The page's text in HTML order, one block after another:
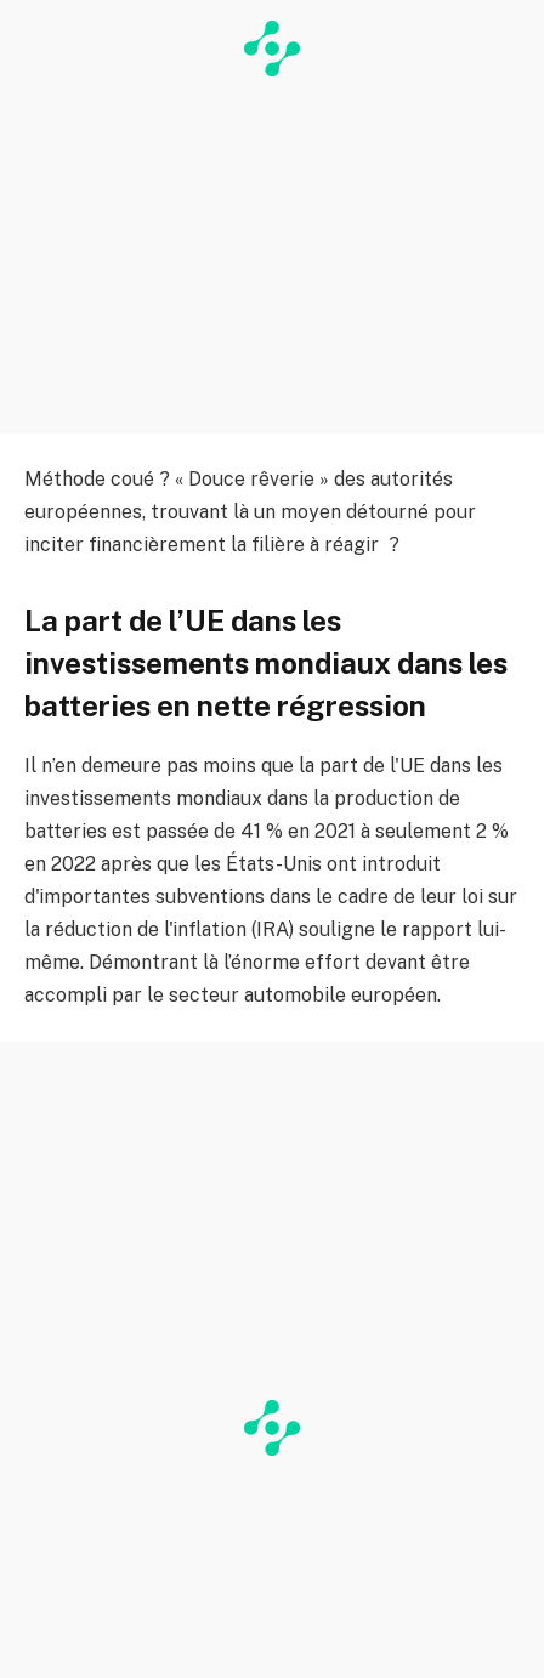
Méthode coué ? « Douce rêverie » des autorités
européennes, trouvant là un moyen détourné pour
inciter financièrement la filière à réagir ?
La part de l’UE dans les
investissements mondiaux dans les
batteries en nette régression
Il n’en demeure pas moins que la part de l'UE dans les
investissements mondiaux dans la production de
batteries est passée de 41 % en 2021 à seulement 2 %
en 2022 après que les États-Unis ont introduit
d'importantes subventions dans le cadre de leur loi sur
la réduction de l'inflation (IRA) souligne le rapport lui-
même. Démontrant là l’énorme effort devant être
accompli par le secteur automobile européen.